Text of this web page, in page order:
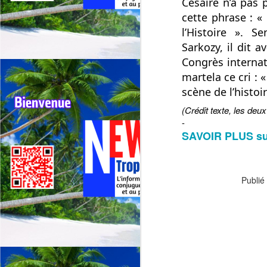
cette phrase : «
l’Histoire ».
Sarkozy, il dit
Congrès
martela ce cri :
scène de
(Crédit texte, les
-
SAVOIR PLUS